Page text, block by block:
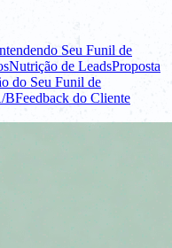
Seu Funil de
Nutrição de LeadsProposta
do Seu Funil de
BFeedback do Cliente